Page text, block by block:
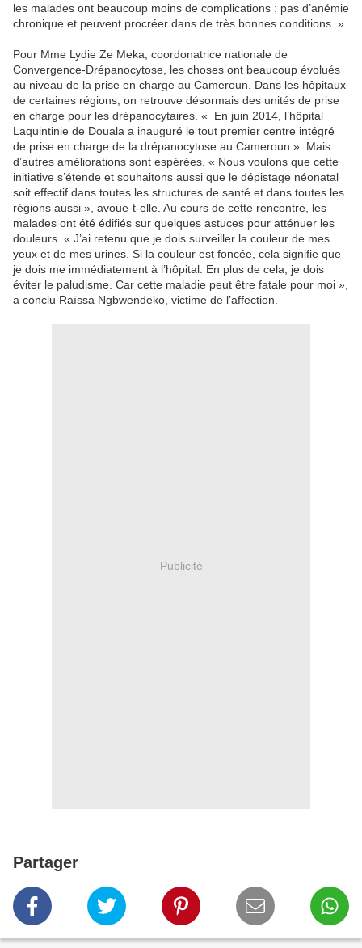
les malades ont beaucoup moins de complications : pas d’anémie
chronique et peuvent procréer dans de très bonnes conditions. »
Pour Mme Lydie Ze Meka, coordonatrice nationale de
Convergence-Drépanocytose, les choses ont beaucoup évolués
au niveau de la prise en charge au Cameroun. Dans les hôpitaux
de certaines régions, on retrouve désormais des unités de prise
en charge pour les drépanocytaires. « En juin 2014, l’hôpital
Laquintinie de Douala a inauguré le tout premier centre intégré
de prise en charge de la drépanocytose au Cameroun ». Mais
d’autres améliorations sont espérées. « Nous voulons que cette
initiative s’étende et souhaitons aussi que le dépistage néonatal
soit effectif dans toutes les structures de santé et dans toutes les
régions aussi », avoue-t-elle. Au cours de cette rencontre, les
malades ont été édifiés sur quelques astuces pour atténuer les
douleurs. « J’ai retenu que je dois surveiller la couleur de mes
yeux et de mes urines. Si la couleur est foncée, cela signifie que
je dois me immédiatement à l’hôpital. En plus de cela, je dois
éviter le paludisme. Car cette maladie peut être fatale pour moi »,
a conclu Raïssa Ngbwendeko, victime de l’affection.
Publicité
Partager